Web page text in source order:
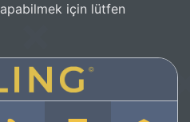
için lütfen